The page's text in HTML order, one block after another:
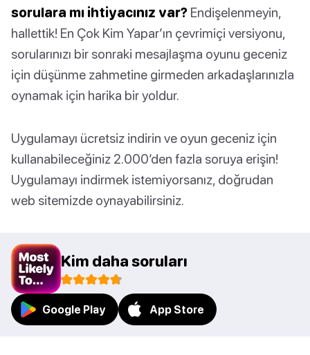
sorulara mı ihtiyacınız var? Endişelenmeyin,
hallettik! En Çok Kim Yapar’ın çevrimiçi versiyonu,
sorularınızı bir sonraki mesajlaşma oyunu geceniz
için düşünme zahmetine girmeden arkadaşlarınızla
oynamak için harika bir yoldur.
Uygulamayı ücretsiz indirin ve oyun geceniz için
kullanabileceğiniz 2.000’den fazla soruya erişin!
Uygulamayı indirmek istemiyorsanız, doğrudan
web sitemizde oynayabilirsiniz.
Kim daha soruları
Google Play App Store